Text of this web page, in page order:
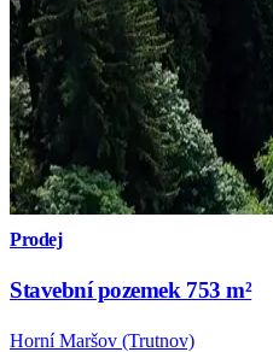
Prodej
Stavební pozemek 753 m²
Horní Maršov (Trutnov)